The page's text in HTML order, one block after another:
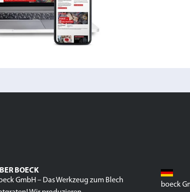
BOECK
GmbH – Das Werkzeug zum Blech
boeck